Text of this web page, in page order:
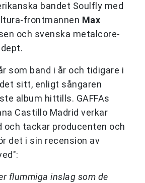
bandet Soulfly med
frontmannen Max
och svenska metalcore-
som band i år och tidigare i
sitt, enligt sångaren
album hittills. GAFFAs
Castillo Madrid verkar
och tackar producenten och
det i sin recension av
flummiga inslag som de